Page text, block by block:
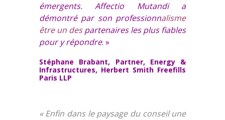
émergents. Affectio Mutandi a
démontré par son professionnalisme
être un despartenaires les plus fiables
pour y répondre. »
Stéphane Brabant, Partner, Energy &
Infrastructures, Herbert Smith Freefills
Paris LLP
«Enfin dans le paysage du conseil une